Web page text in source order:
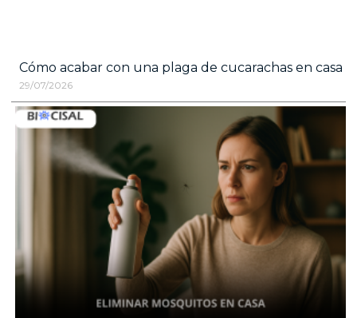
Cómo acabar con una plaga de cucarachas en casa
29/07/2026